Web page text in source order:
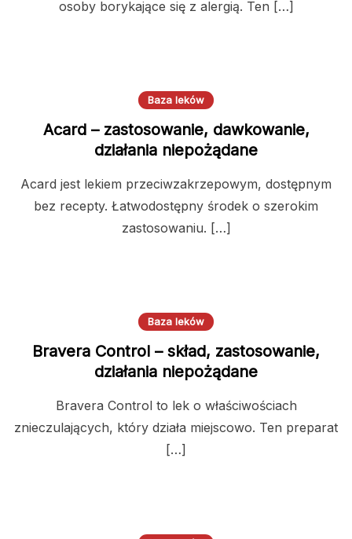
osoby borykające się z alergią. Ten […]
Baza leków
Acard – zastosowanie, dawkowanie,
działania niepożądane
Acard jest lekiem przeciwzakrzepowym, dostępnym
bez recepty. Łatwodostępny środek o szerokim
zastosowaniu. […]
Baza leków
Bravera Control – skład, zastosowanie,
działania niepożądane
Bravera Control to lek o właściwościach
znieczulających, który działa miejscowo. Ten preparat
[…]